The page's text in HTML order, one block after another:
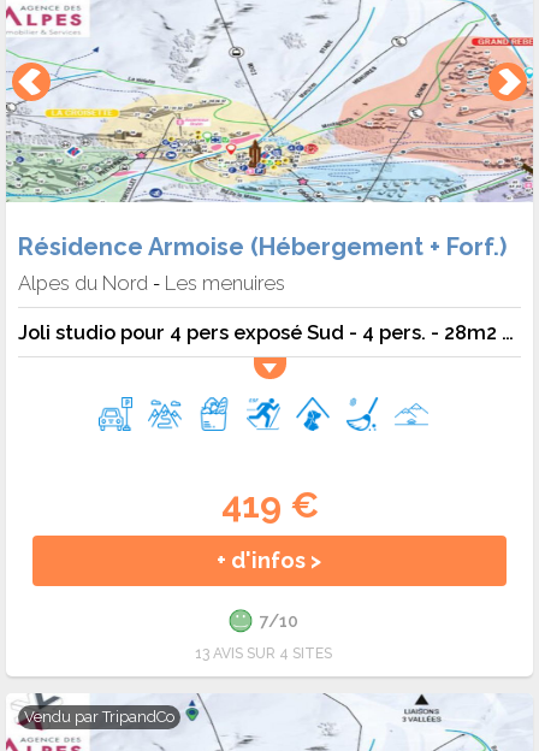
Résidence Armoise (Hébergement + Forf.)
Alpes du Nord - Les menuires
Joli studio pour 4 pers exposé Sud - 4 pers. - 28m2 - TV - Animaux admis
419 €
+ d'infos >
7/10
13 AVIS SUR 4 SITES
Vendu parTripandCo